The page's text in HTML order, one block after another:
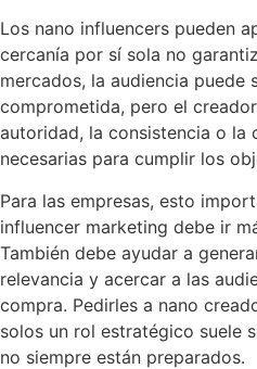
Los nano influencers pueden
cercanía por sí sola no
mercados, la audiencia puede
comprometida, pero el
autoridad, la consistencia o la
necesarias para cumplir los
Para las empresas, esto
influencer marketing debe ir
También debe ayudar a
relevancia y acercar a las
compra. Pedirles a nano
solos un rol estratégico suele
no siempre están preparados.